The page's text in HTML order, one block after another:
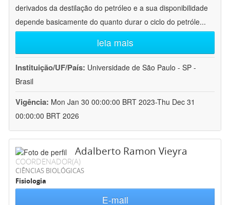
derivados da destilação do petróleo e a sua disponibilidade
depende basicamente do quanto durar o ciclo do petróle...
leia mais
Instituição/UF/País: Universidade de São Paulo - SP -
Brasil
Vigência: Mon Jan 30 00:00:00 BRT 2023-Thu Dec 31
00:00:00 BRT 2026
Adalberto Ramon Vieyra
COORDENADOR(A)
CIÊNCIAS BIOLÓGICAS
Fisiologia
E-mail